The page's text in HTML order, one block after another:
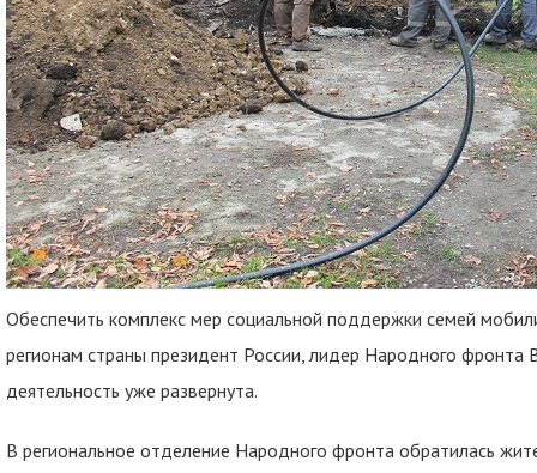
Обеспечить комплекс мер социальной поддержки семей
регионам страны президент России, лидер Народного
деятельность уже развернута.
В региональное отделение Народного фронта обратилась